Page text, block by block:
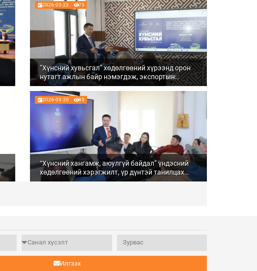
2026-03-23 73
”Хүнсний хувьсгал” хөдөлгөөний хүрээнд орон
нутагт ажлын байр нэмэгдэж, экспортын
баримжаатай бүтээгдэхүүн үйлдвэрлэж байна
2026-03-20 85
“Хүнсний хангамж, аюулгүй байдал” үндэсний
хөдөлгөөний хэрэгжилт, үр дүнтэй танилцах
“Зөвлөлдөх уулзалт” Завхан аймагт боллоо
Илгээх